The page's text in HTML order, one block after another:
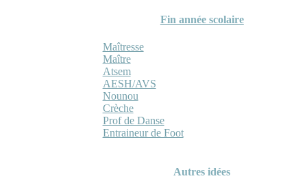
Fin année scolaire
Maîtresse
Maître
Atsem
AESH/AVS
Nounou
Crèche
Prof de Danse
Entraineur de Foot
Autres idées